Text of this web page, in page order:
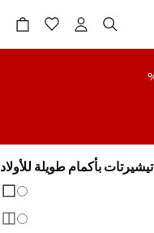
تيشيرتات بأكمام طويلة للأولاد